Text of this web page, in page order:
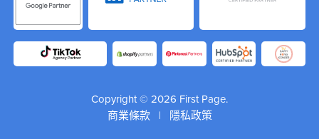
Copyright © 2026 First Page.
商業條款
| 隱私政策